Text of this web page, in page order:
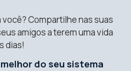
Compartilhe nas suas
amigos a terem uma vida
dias!
do seu sistema